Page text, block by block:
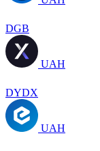
DGB
UAH
DYDX
UAH